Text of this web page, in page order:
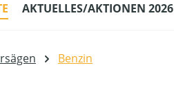
AKTUELLES/AKTIONEN 2026
Benzin